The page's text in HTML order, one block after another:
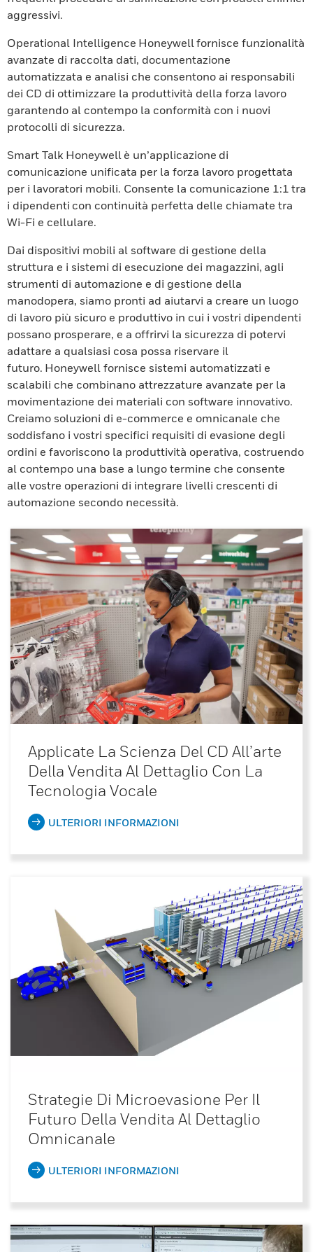
aggressivi.
Operational Intelligence Honeywell fornisce funzionalità
avanzate di raccolta dati, documentazione
automatizzata e analisi che consentono ai responsabili
dei CD di ottimizzare la produttività della forza lavoro
garantendo al contempo la conformità con i nuovi
protocolli di sicurezza.
Smart Talk Honeywell è un’applicazione di
comunicazione unificata per la forza lavoro progettata
per i lavoratori mobili. Consente la comunicazione 1:1 tra
i dipendenti con continuità perfetta delle chiamate tra
Wi-Fi e cellulare.
Dai dispositivi mobili al software di gestione della
struttura e i sistemi di esecuzione dei magazzini, agli
strumenti di automazione e di gestione della
manodopera, siamo pronti ad aiutarvi a creare un luogo
di lavoro più sicuro e produttivo in cui i vostri dipendenti
possano prosperare, e a offrirvi la sicurezza di potervi
adattare a qualsiasi cosa possa riservare il
futuro. Honeywell fornisce sistemi automatizzati e
scalabili che combinano attrezzature avanzate per la
movimentazione dei materiali con software innovativo.
Creiamo soluzioni di e-commerce e omnicanale che
soddisfano i vostri specifici requisiti di evasione degli
ordini e favoriscono la produttività operativa, costruendo
al contempo una base a lungo termine che consente
alle vostre operazioni di integrare livelli crescenti di
automazione secondo necessità.
Applicate La Scienza Del CD All’arte
Della Vendita Al Dettaglio Con La
Tecnologia Vocale
ULTERIORI INFORMAZIONI
Strategie Di Microevasione Per Il
Futuro Della Vendita Al Dettaglio
Omnicanale
ULTERIORI INFORMAZIONI